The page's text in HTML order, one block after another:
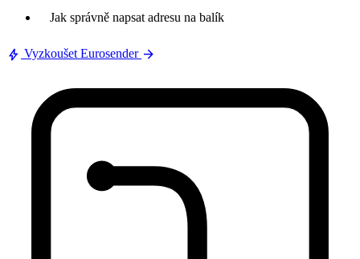
Jak správně napsat adresu na balík
bolt Vyzkoušet Eurosender arrow_forward